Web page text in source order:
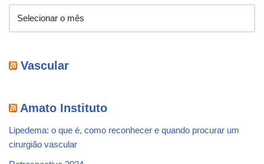
Vascular
Amato Instituto
Lipedema: o que é, como reconhecer e quando procurar um
cirurgião vascular